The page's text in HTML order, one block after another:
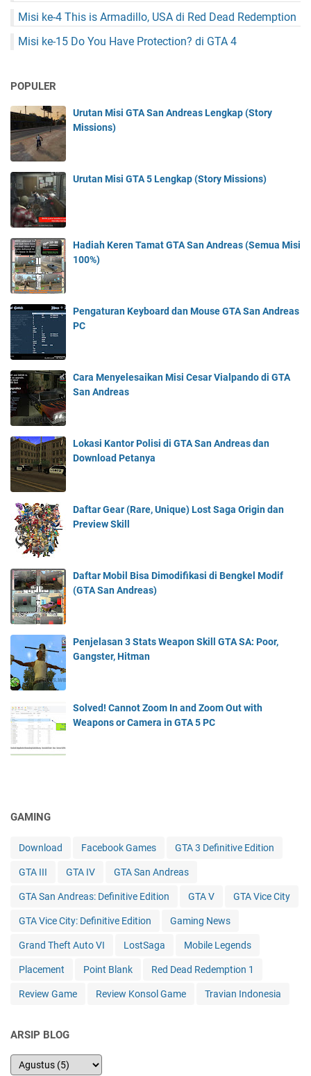
Misi ke-4 This is Armadillo, USA di Red Dead Redemption
Misi ke-15 Do You Have Protection? di GTA 4
POPULER
Urutan Misi GTA San Andreas Lengkap (Story
Missions)
Urutan Misi GTA 5 Lengkap (Story Missions)
Hadiah Keren Tamat GTA San Andreas (Semua Misi
100%)
Pengaturan Keyboard dan Mouse GTA San Andreas
PC
Cara Menyelesaikan Misi Cesar Vialpando di GTA
San Andreas
Lokasi Kantor Polisi di GTA San Andreas dan
Download Petanya
Daftar Gear (Rare, Unique) Lost Saga Origin dan
Preview Skill
Daftar Mobil Bisa Dimodifikasi di Bengkel Modif
(GTA San Andreas)
Penjelasan 3 Stats Weapon Skill GTA SA: Poor,
Gangster, Hitman
Solved! Cannot Zoom In and Zoom Out with
Weapons or Camera in GTA 5 PC
GAMING
Download Facebook Games GTA 3 Definitive Edition
GTA III GTA IV GTA San Andreas
GTA San Andreas: Definitive Edition GTA V GTA Vice City
GTA Vice City: Definitive Edition Gaming News
Grand Theft Auto VI LostSaga Mobile Legends
Placement Point Blank Red Dead Redemption 1
Review Game Review Konsol Game Travian Indonesia
ARSIP BLOG